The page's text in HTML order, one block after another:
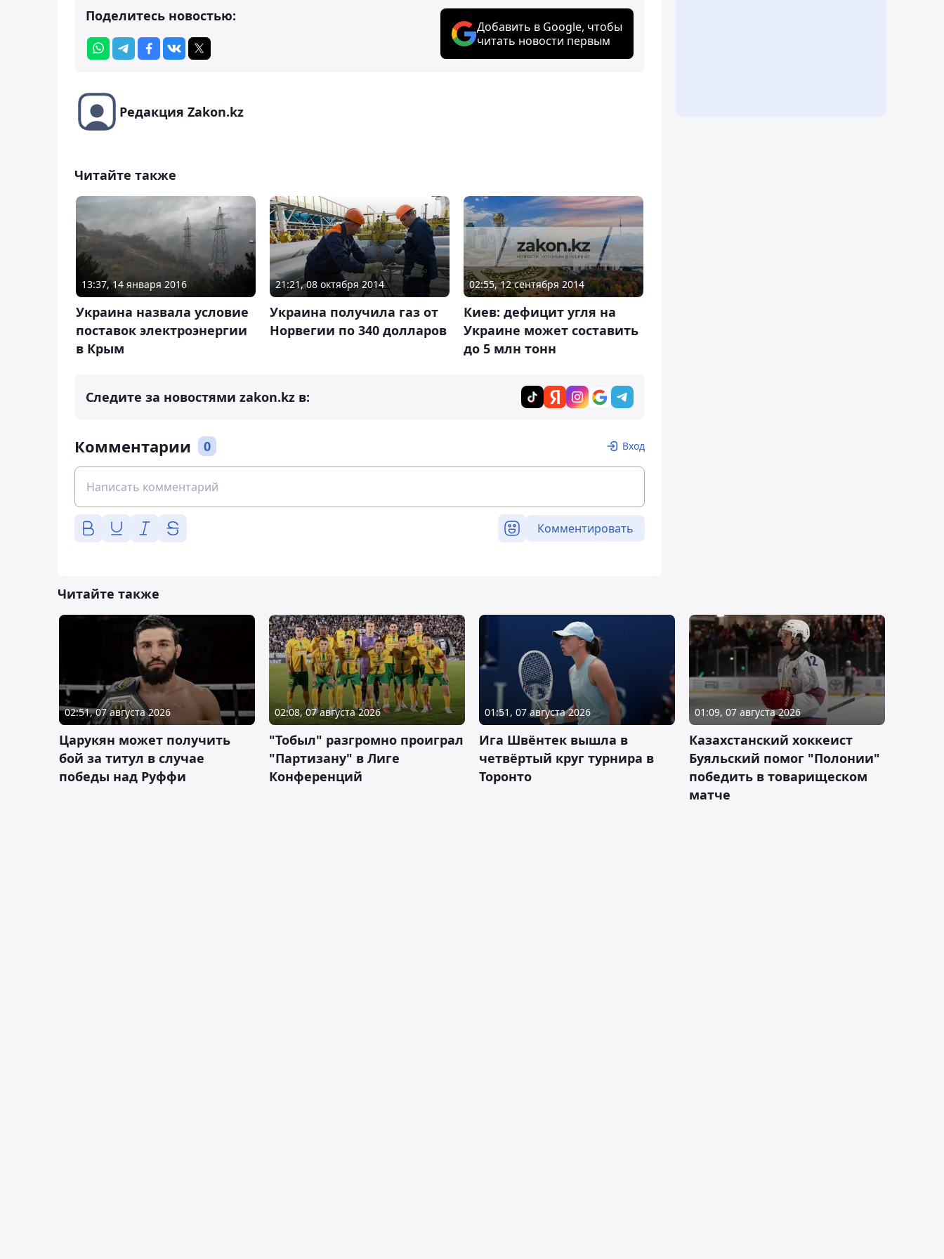
Поделитесь новостью:
Добавить в Google, чтобы
читать новости первым
Редакция Zakon.kz
Читайте также
13:37, 14 января 2016
Украина назвала условие
поставок электроэнергии
в Крым
21:21, 08 октября 2014
Украина получила газ от
Норвегии по 340 долларов
02:55, 12 сентября 2014
Киев: дефицит угля на
Украине может составить
до 5 млн тонн
Следите за новостями zakon.kz в:
Комментарии 0 Вход
Комментировать
Читайте также
02:51, 07 августа 2026
Царукян может получить
бой за титул в случае
победы над Руффи
02:08, 07 августа 2026
"Тобыл" разгромно проиграл
"Партизану" в Лиге
Конференций
01:51, 07 августа 2026
Ига Швёнтек вышла в
четвёртый круг турнира в
Торонто
01:09, 07 августа 2026
Казахстанский хоккеист
Буяльский помог "Полонии"
победить в товарищеском
матче